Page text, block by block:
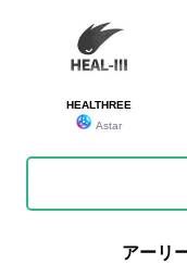
HEALTHREE
Astar
アーリ